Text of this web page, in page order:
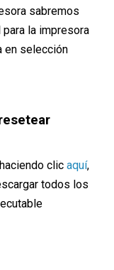
sabremos
la impresora
en selección
clicaquí,
todos los